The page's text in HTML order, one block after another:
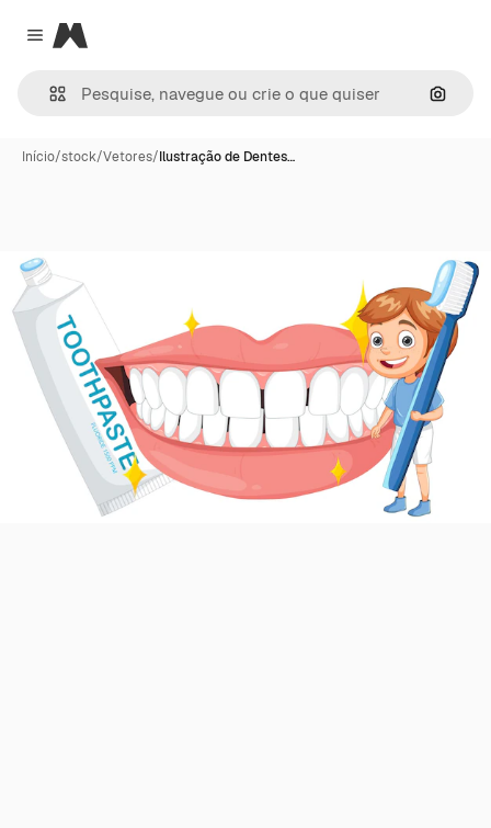
Close menu
Magnific
Início/stock/Vetores/Ilustração de Dentes…